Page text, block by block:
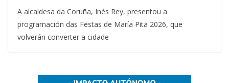
A alcaldesa da Coruña, Inés Rey, presentou a
programación das Festas de María Pita 2026, que
volverán converter a cidade